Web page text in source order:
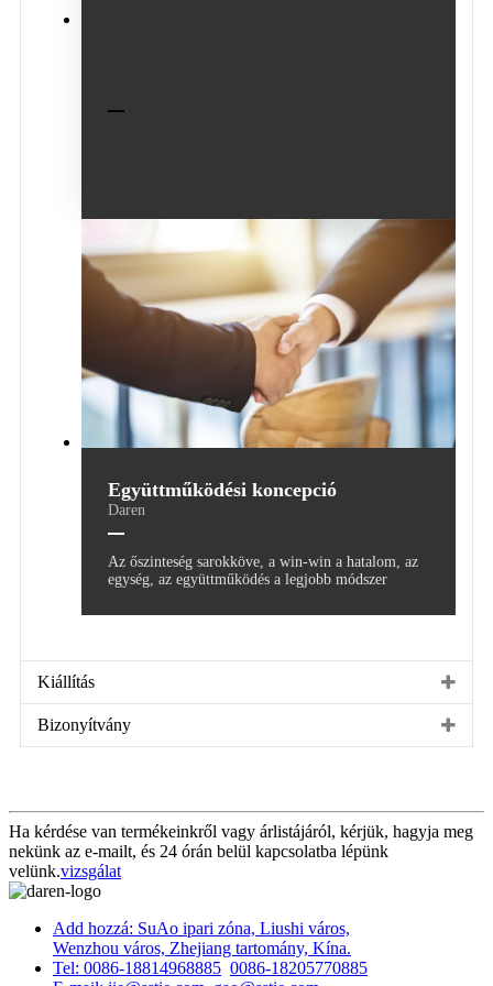
Együttműködési koncepció
Daren
Az őszinteség sarokköve, a win-win a hatalom, az
egység, az együttműködés a legjobb módszer
Kiállítás
Bizonyítvány
Ha kérdése van termékeinkről vagy árlistájáról, kérjük, hagyja meg
nekünk az e-mailt, és 24 órán belül kapcsolatba lépünk
velünk.vizsgálat
Add hozzá: SuAo ipari zóna, Liushi város,
Wenzhou város, Zhejiang tartomány, Kína.
Tel: 0086-18814968885 0086-18205770885